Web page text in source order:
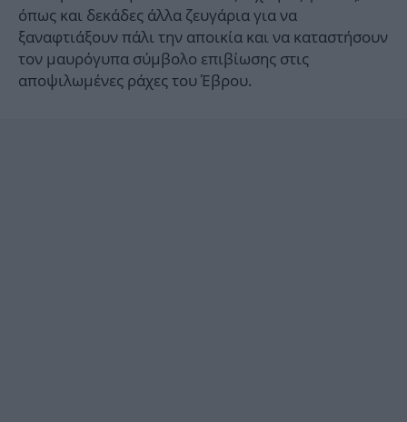
όπως και δεκάδες άλλα ζευγάρια για να
ξαναφτιάξουν πάλι την αποικία και να καταστήσουν
τον μαυρόγυπα σύμβολο επιβίωσης στις
αποψιλωμένες ράχες του Έβρου.